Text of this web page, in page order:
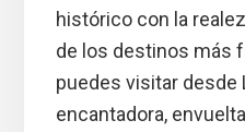
histórico con la
de los destinos más
puedes visitar desde
encantadora,